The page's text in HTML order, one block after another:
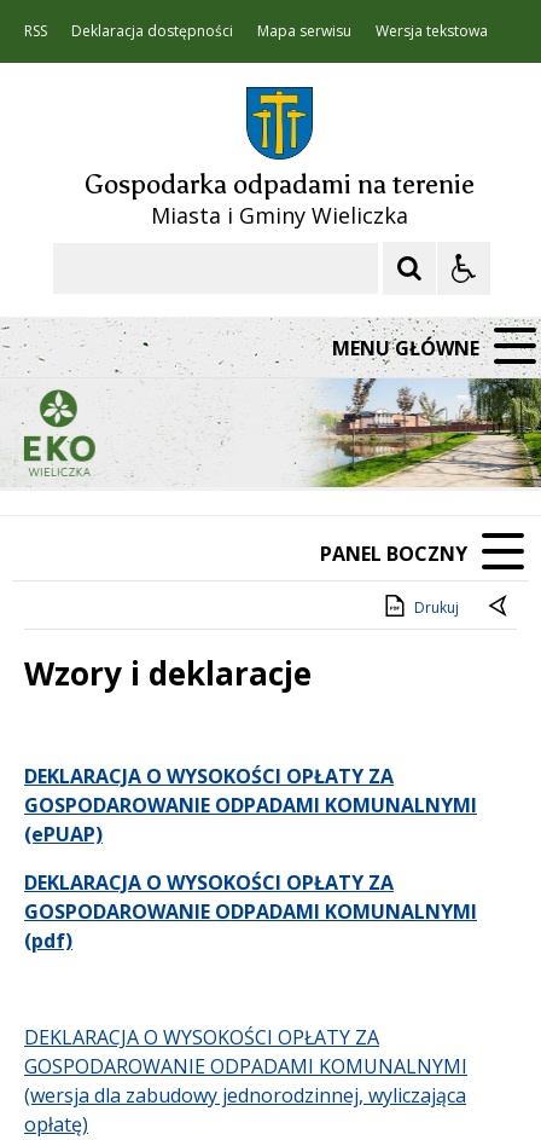
RSS Deklaracja dostępności Mapa serwisu Wersja tekstowa
Gospodarka odpadami na terenie
Miasta i Gminy Wieliczka
MENU GŁÓWNE
PANEL BOCZNY
Drukuj
Wzory i deklaracje
DEKLARACJA O WYSOKOŚCI OPŁATY ZA
GOSPODAROWANIE ODPADAMI KOMUNALNYMI
(ePUAP)
DEKLARACJA O WYSOKOŚCI OPŁATY ZA
GOSPODAROWANIE ODPADAMI KOMUNALNYMI
(pdf)
DEKLARACJA O WYSOKOŚCI OPŁATY ZA
GOSPODAROWANIE ODPADAMI KOMUNALNYMI
(wersja dla zabudowy jednorodzinnej, wyliczająca
opłatę)